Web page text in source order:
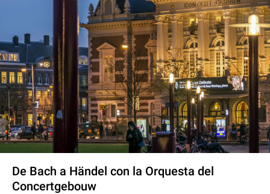
De Bach a Händel con la Orquesta del
Concertgebouw